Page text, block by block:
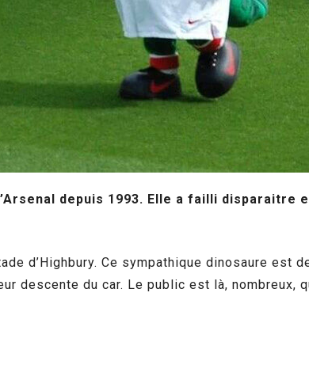
depuis 1993. Elle a failli disparaitre
d’Highbury. Ce sympathique dinosaure est
descente du car. Le public est là, nombreux,